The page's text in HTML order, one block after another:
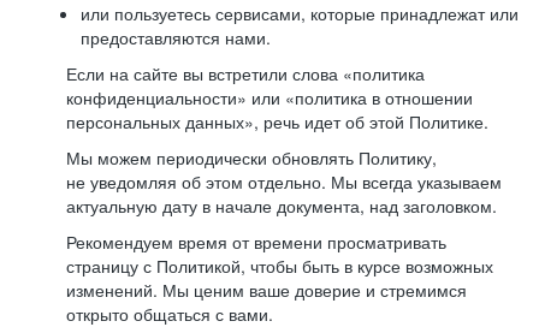
или пользуетесь сервисами, которые принадлежат или
предоставляются нами.
Если на сайте вы встретили слова «политика
конфиденциальности» или «политика в отношении
персональных данных», речь идет об этой Политике.
Мы можем периодически обновлять Политику,
не уведомляя об этом отдельно. Мы всегда указываем
актуальную дату в начале документа, над заголовком.
Рекомендуем время от времени просматривать
страницу с Политикой, чтобы быть в курсе возможных
изменений. Мы ценим ваше доверие и стремимся
открыто общаться с вами.